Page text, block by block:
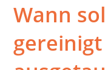
Wann